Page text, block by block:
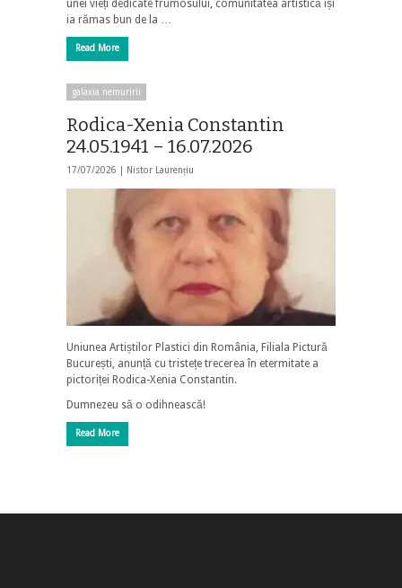
unei vieți dedicate frumosului, comunitatea artistică își
ia rămas bun de la …
Read More
galaxia nemuririi
Rodica-Xenia Constantin
24.05.1941 – 16.07.2026
17/07/2026 | Nistor Laurențiu
Uniunea Artiștilor Plastici din România, Filiala Pictură
București, anunță cu tristețe trecerea în etermitate a
pictoriței Rodica-Xenia Constantin.
Dumnezeu să o odihnească!
Read More